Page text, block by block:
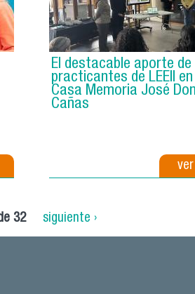
El destacable aporte de
practicantes de LEEII
Casa Memoria José
Cañas
32 siguiente ›